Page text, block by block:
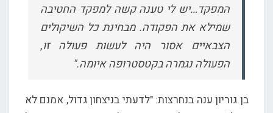
המפקד…יש לי טענה קשה למפקד החטיבה
שמילא את הפקודה. מבחינת כל השיקולים
הצבאיים אסור היה לעשות פעולה זו,
הפעולה נגמרה בקטסטרופה איומה."
בן גוריון ענה בנחרצות: "לדעתי בניצחון גדול, אמנם לא